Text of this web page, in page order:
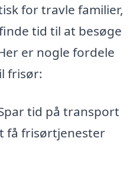
for travle familier,
tid til at besøge
er nogle fordele
frisør:
tid på transport
få frisørtjenester